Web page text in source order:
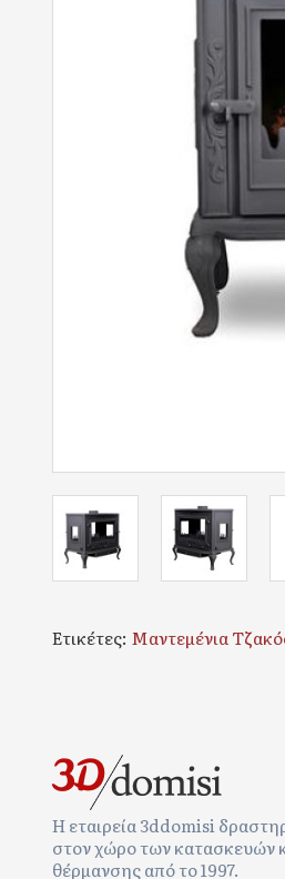
Ετικέτες: Μαντεμένια
Η εταιρεία 3ddomisi
στον χώρο των κατασκευών
θέρμανσης από το 1997.